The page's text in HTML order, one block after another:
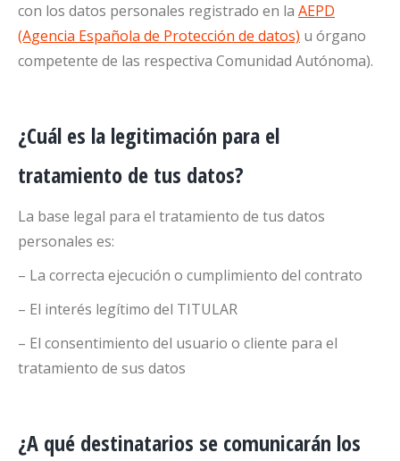
con los datos personales registrado en la AEPD
(Agencia Española de Protección de datos) u órgano
competente de las respectiva Comunidad Autónoma).
¿Cuál es la legitimación para el
tratamiento de tus datos?
La base legal para el tratamiento de tus datos
personales es:
– La correcta ejecución o cumplimiento del contrato
– El interés legítimo del TITULAR
– El consentimiento del usuario o cliente para el
tratamiento de sus datos
¿A qué destinatarios se comunicarán los